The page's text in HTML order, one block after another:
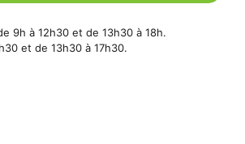
9h à 12h30 et de 13h30 à 18h.
et de 13h30 à 17h30.